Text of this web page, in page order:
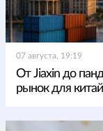
07 августа, 19:19
От Jiaxin до
рынок для